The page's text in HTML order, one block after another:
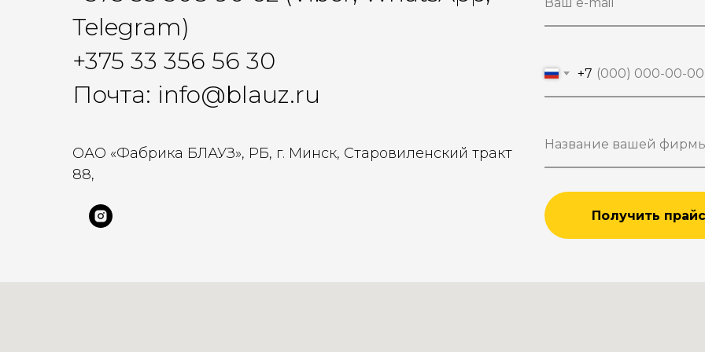
Telegram)
+375 33 356 56 30
Почта: info@blauz.ru
ОАО «Фабрика БЛАУЗ», РБ, г. Минск, Старовиленский тракт
88,
+7
Получить прайс